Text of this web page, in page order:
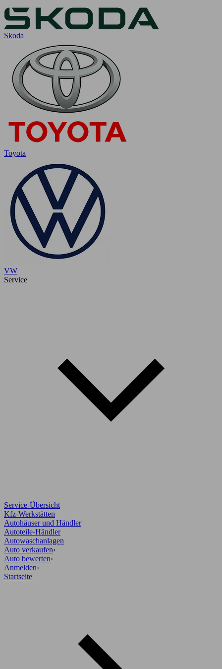
Skoda
Toyota
VW
Service
Service-Übersicht
Kfz-Werkstätten
Autohäuser und Händler
Autoteile-Händler
Autowaschanlagen
Auto verkaufen›
Auto bewerten›
Anmelden›
Startseite